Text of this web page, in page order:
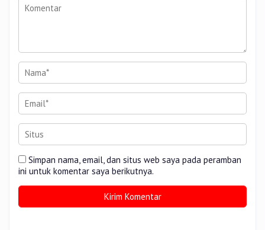
Simpan nama, email, dan situs web saya pada peramban
ini untuk komentar saya berikutnya.